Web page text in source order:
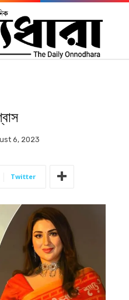
6, 2023
Twitter